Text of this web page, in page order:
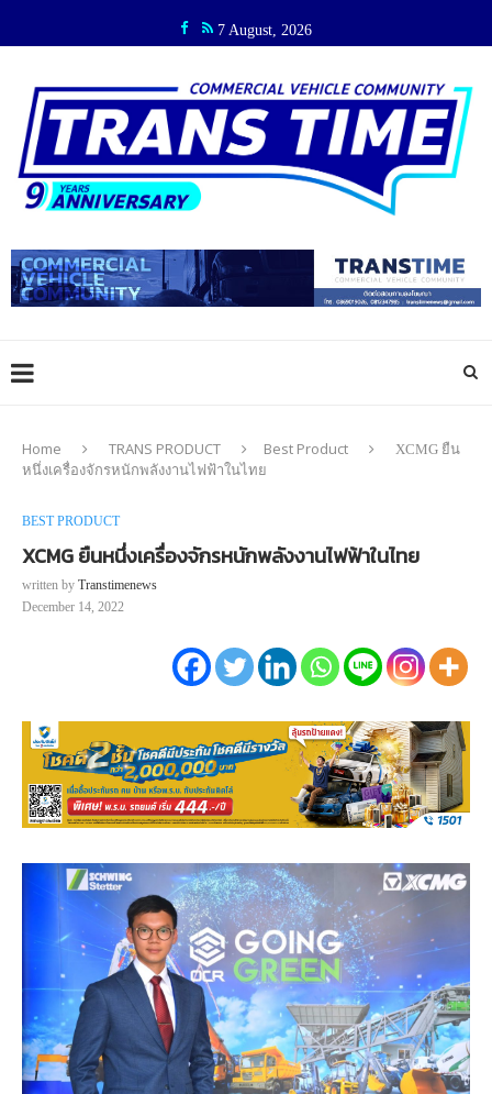
7 August, 2026
Home TRANS PRODUCT Best Product
XCMG ยืน
หนึ่งเครื่องจักรหนักพลังงานไฟฟ้าในไทย
BEST PRODUCT
XCMG ยืนหนึ่งเครื่องจักรหนักพลังงานไฟฟ้าในไทย
written by Transtimenews
December 14, 2022